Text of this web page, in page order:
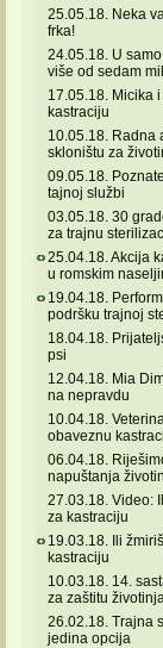
25.05.18. Neka
frka!
24.05.18. U
više od sedam
17.05.18. Micika
kastraciju
10.05.18. Radna
skloništu za
09.05.18.
tajnoj službi
03.05.18. 30
za trajnu
25.04.18. Akcija
u romskim
19.04.18.
podršku trajnoj
18.04.18.
psi
12.04.18. Mia
na nepravdu
10.04.18.
obaveznu
06.04.18.
napuštanja
27.03.18. Video:
za kastraciju
19.03.18. Ili
kastraciju
10.03.18. 14.
za zaštitu
26.02.18. Trajna
jedina opcija